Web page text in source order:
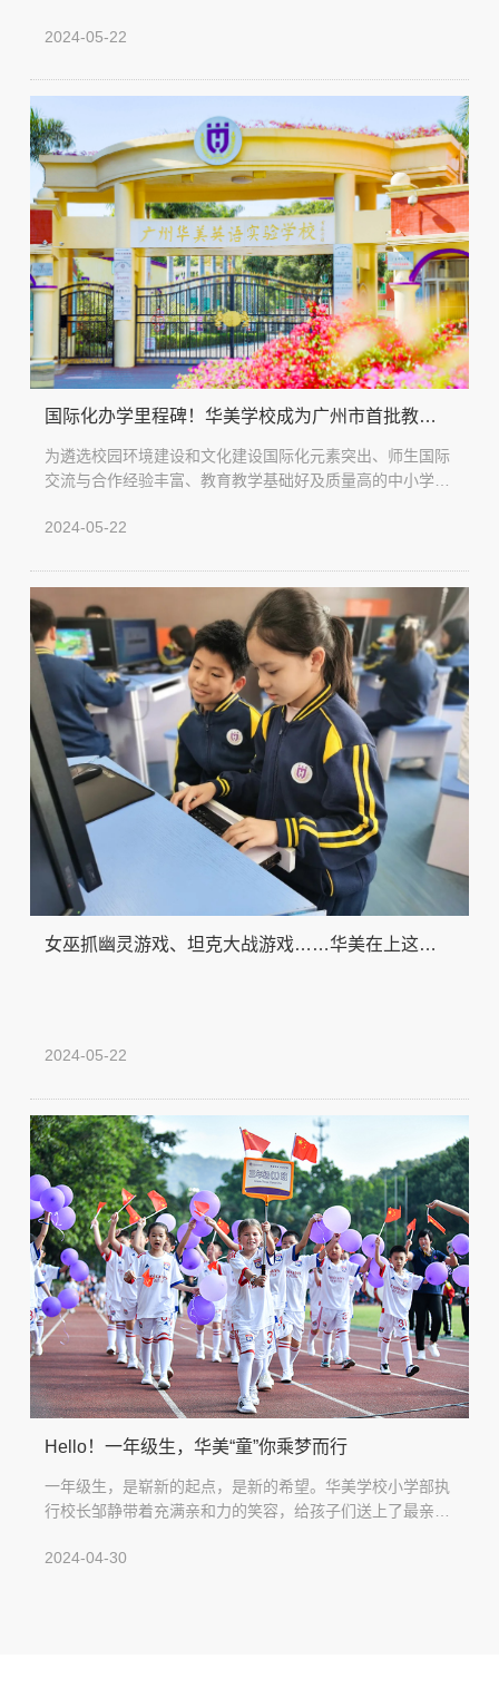
2024-05-22
国际化办学里程碑！华美学校成为广州市首批教育
为遴选校园环境建设和文化建设国际化元素突出、师生国际
交流与合作经验丰富、教育教学基础好及质量高的中小学
印发《广州市创建教育国际化窗口学校的实施方案（试
2024-05-22
女巫抓幽灵游戏、坦克大战游戏……华美在上这些
2024-05-22
Hello！一年级生，华美“童”你乘梦而行
一年级生，是崭新的起点，是新的希望。华美学校小学部执
行校长邹静带着充满亲和力的笑容，给孩子们送上了最亲切
声殷切的期盼中，家长和孩子们对学校生活的无限向往油然
2024-04-30